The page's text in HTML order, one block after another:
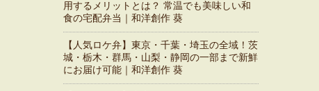
用するメリットとは？ 常温でも美味しい和
食の宅配弁当｜和洋創作 葵
【人気ロケ弁】東京・千葉・埼玉の全域！茨
城・栃木・群馬・山梨・静岡の一部まで新鮮
にお届け可能｜和洋創作 葵